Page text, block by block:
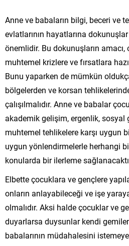
Anne ve babaların bilgi, beceri ve
evlatlarının hayatlarına
önemlidir. Bu dokunuşların amacı,
muhtemel krizlere ve fırsatlara
Bunu yaparken de mümkün
bölgelerden ve korsan
çalışılmalıdır. Anne ve babalar
akademik gelişim, ergenlik,
muhtemel tehlikelere karşı uygun
uygun yönlendirmelerle herhangi
konularda bir ilerleme
Elbette çocuklara ve gençlere
onların anlayabileceği ve işe
olmalıdır. Aksi halde çocuklar ve
duyarlarsa duysunlar kendi
babalarının müdahalesini